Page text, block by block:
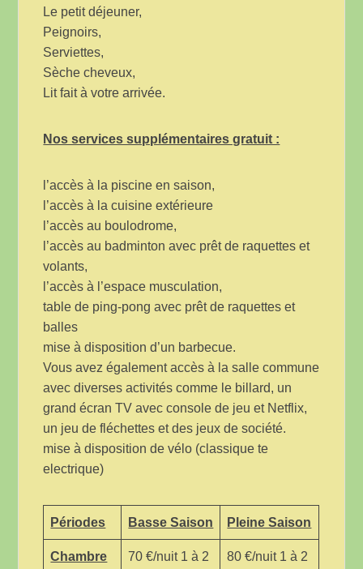
Le petit déjeuner,
Peignoirs,
Serviettes,
Sèche cheveux,
Lit fait à votre arrivée.
Nos services supplémentaires gratuit :
l’accès à la piscine en saison,
l’accès à la cuisine extérieure
l’accès au boulodrome,
l’accès au badminton avec prêt de raquettes et
volants,
l’accès à l’espace musculation,
table de ping-pong avec prêt de raquettes et
balles
mise à disposition d’un barbecue.
Vous avez également accès à la salle commune
avec diverses activités comme le billard, un
grand écran TV avec console de jeu et Netflix,
un jeu de fléchettes et des jeux de société.
mise à disposition de vélo (classique te
electrique)
Périodes Basse Saison Pleine Saison
Chambre
70 €/nuit 1 à 2
80 €/nuit 1 à 2